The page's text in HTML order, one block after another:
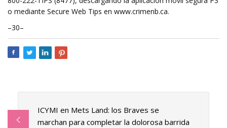
o mediante Secure Web Tips en www.crimenb.ca.
–30–
ICYMI en Mets Land: los Braves se
marchan para completar la dolorosa barrida